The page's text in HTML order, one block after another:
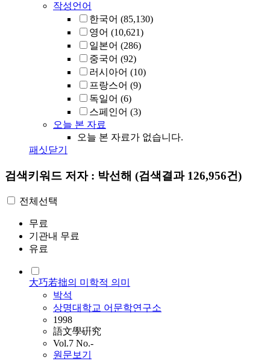
작성언어
한국어 (85,130)
영어 (10,621)
일본어 (286)
중국어 (92)
러시아어 (10)
프랑스어 (9)
독일어 (6)
스페인어 (3)
오늘 본 자료
오늘 본 자료가 없습니다.
패싯닫기
검색키워드 저자 : 박선해 (검색결과 126,956건)
전체선택
무료
기관내 무료
유료
大巧若拙의 미학적 의미
박석
상명대학교 어문학연구소
1998
語文學硏究
Vol.7 No.-
원문보기